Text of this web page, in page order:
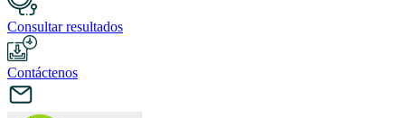
Consultar resultados
Contáctenos